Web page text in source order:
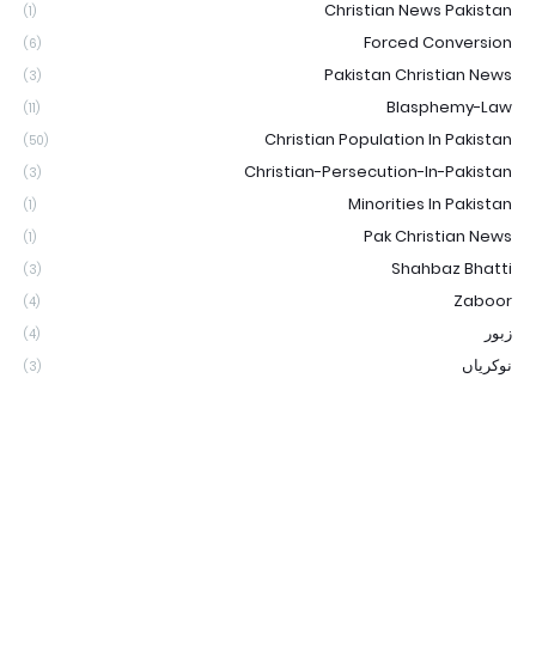
Christian News Pakistan
(1)
Forced Conversion
(6)
Pakistan Christian News
(3)
Blasphemy-Law
(11)
Christian Population In Pakistan
(50)
Christian-Persecution-In-Pakistan
(3)
Minorities In Pakistan
(1)
Pak Christian News
(1)
Shahbaz Bhatti
(3)
Zaboor
(4)
زبور (4)
نوکریاں (3)